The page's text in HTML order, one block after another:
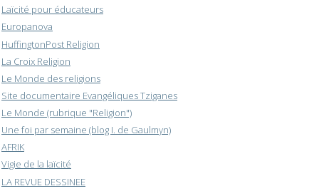
Laïcité pour éducateurs
Europanova
HuffingtonPost Religion
La Croix Religion
Le Monde des religions
Site documentaire Evangéliques Tziganes
Le Monde (rubrique "Religion")
Une foi par semaine (blog I. de Gaulmyn)
AFRIK
Vigie de la laïcité
LA REVUE DESSINEE